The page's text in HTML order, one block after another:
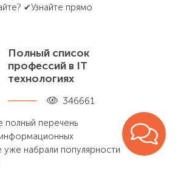
✔Узнайте прямо
Полный список
профессий в IT
технологиях
346661
полный перечень
уже набрали популярности